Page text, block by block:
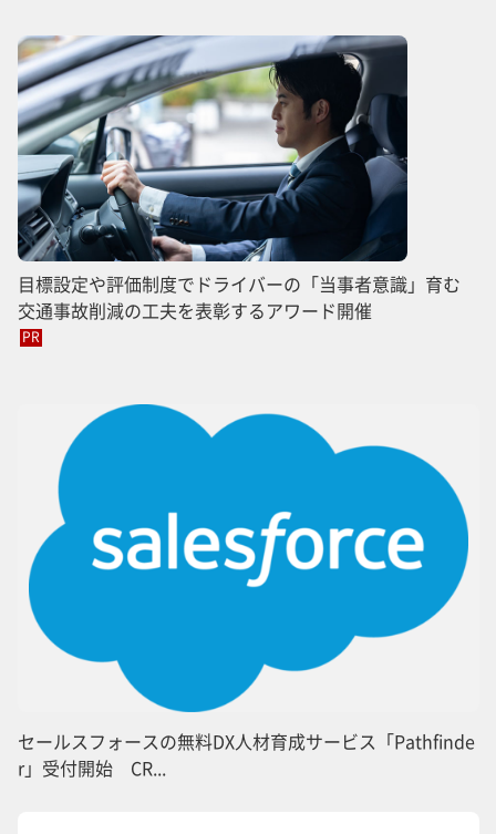
目標設定や評価制度でドライバーの「当事者意識」育む
交通事故削減の工夫を表彰するアワード開催
PR
セールスフォースの無料DX人材育成サービス「Pathfinde
r」受付開始 CR...